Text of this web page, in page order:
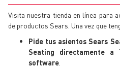
Visita nuestra tienda en línea para
de productos Sears. Una vez que
Pide tus asientos Sears
Seating directamente
software